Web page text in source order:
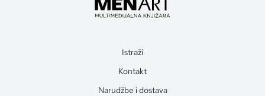
Istraži
Kontakt
Narudžbe i dostava